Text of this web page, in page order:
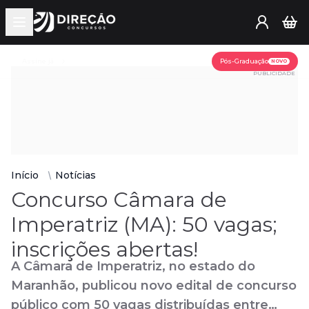
Open main menu
Pós-Graduação NOVO
PUBLICIDADE
Início Notícias
Concurso Câmara de
Imperatriz (MA): 50 vagas;
inscrições abertas!
A Câmara de Imperatriz, no estado do
Maranhão, publicou novo edital de concurso
público com 50 vagas distribuídas entre